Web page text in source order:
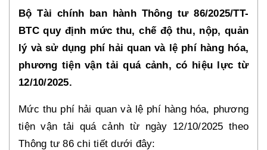
Bộ Tài chính ban hành Thông tư 86/2025/TT-
BTC quy định mức thu, chế độ thu, nộp, quản
lý và sử dụng phí hải quan và lệ phí hàng hóa,
phương tiện vận tải quá cảnh, có hiệu lực từ
12/10/2025.
Mức thu phí hải quan và lệ phí hàng hóa, phương
tiện vận tải quá cảnh từ ngày 12/10/2025 theo
Thông tư 86 chi tiết dưới đây: